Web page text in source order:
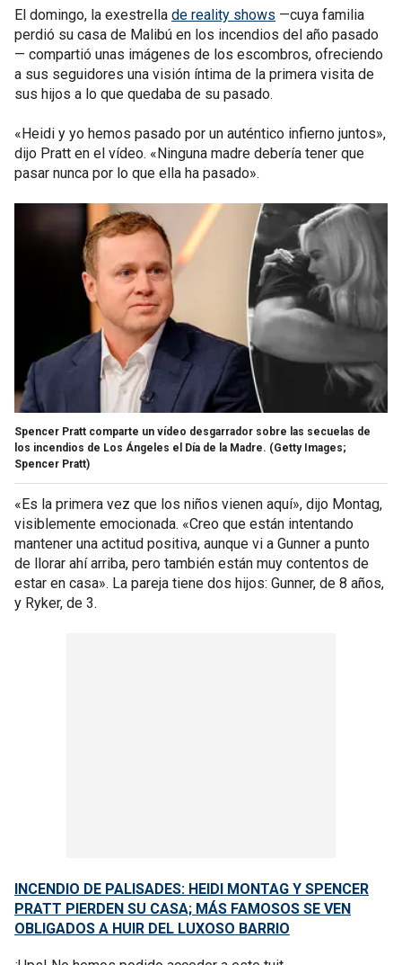
El domingo, la exestrella de reality shows —cuya familia
perdió su casa de Malibú en los incendios del año pasado
— compartió unas imágenes de los escombros, ofreciendo
a sus seguidores una visión íntima de la primera visita de
sus hijos a lo que quedaba de su pasado.
«Heidi y yo hemos pasado por un auténtico infierno juntos»,
dijo Pratt en el vídeo. «Ninguna madre debería tener que
pasar nunca por lo que ella ha pasado».
Spencer Pratt comparte un vídeo desgarrador sobre las secuelas de
los incendios de Los Ángeles el Día de la Madre. (Getty Images;
Spencer Pratt)
«Es la primera vez que los niños vienen aquí», dijo Montag,
visiblemente emocionada. «Creo que están intentando
mantener una actitud positiva, aunque vi a Gunner a punto
de llorar ahí arriba, pero también están muy contentos de
estar en casa». La pareja tiene dos hijos: Gunner, de 8 años,
y Ryker, de 3.
INCENDIO DE PALISADES: HEIDI MONTAG Y SPENCER
PRATT PIERDEN SU CASA; MÁS FAMOSOS SE VEN
OBLIGADOS A HUIR DEL LUXOSO BARRIO